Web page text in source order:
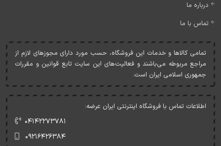
درباره ما
تماس با ما
تمامی کالاها و خدمات اين فروشگاه، حسب مورد دارای مجوزهای لازم از
مراجع مربوطه می‌باشند و فعاليت‌های اين سايت تابع قوانين و مقررات
جمهوری اسلامی ايران است.
اطلاعات تماس با فروشگاه اینترنتی ایران عرضه:
۰۴۱۴۲۲۷۳۷۸۱
۰۹۲۱۶۴۲۶۳۸۴